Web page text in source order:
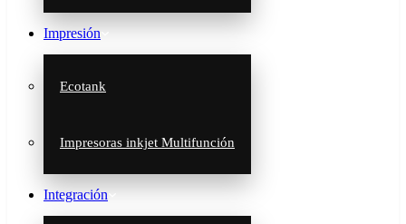
Impresión
Ecotank
Impresoras inkjet Multifunción
Integración